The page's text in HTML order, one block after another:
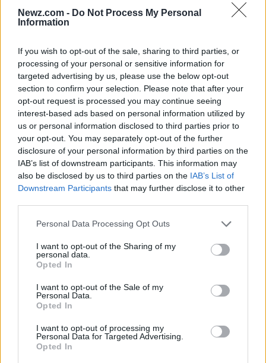
Newz.com - Do Not Process My Personal
Information
If you wish to opt-out of the sale, sharing to third parties, or
processing of your personal or sensitive information for
targeted advertising by us, please use the below opt-out
section to confirm your selection. Please note that after your
opt-out request is processed you may continue seeing
interest-based ads based on personal information utilized by
us or personal information disclosed to third parties prior to
your opt-out. You may separately opt-out of the further
disclosure of your personal information by third parties on the
IAB’s list of downstream participants. This information may
also be disclosed by us to third parties on the IAB’s List of
Downstream Participants that may further disclose it to other
Please note that this website/app uses one or more Google
not limited to your visit or usage behaviour. You may click to
grant or deny consent to Google and its third-party tags to
use your data for below specified purposes in below Google
consent section.
Personal Data Processing Opt Outs
I want to opt-out of the Sharing of my
personal data.
Opted In
I want to opt-out of the Sale of my
Personal Data.
Opted In
I want to opt-out of processing my
Personal Data for Targeted Advertising.
Opted In
No se trata solo de encontrar a alguien, sino de
asegurarse de que esa conexión sea significativa.
encontrar admirable: la de la autenticidad y el
autoconocimiento.
Planes futuros y la búsqueda de
propósito
Wendy está enfocada en su carrera, con nuevos
proyectos en el horizonte. La confirmación de su
participación en la tercera temporada de un reality
show y otras oportunidades en su agenda indican
que está lista para seguir creciendo. Aquí está la
clave: el éxito personal y profesional no tiene que
ser excluyente. La maternidad y una carrera exitosa
En la vida de cualquier creador de contenido, el